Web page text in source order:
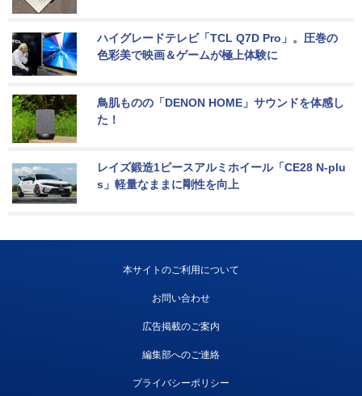
ハイグレードテレビ「TCL Q7D Pro」。圧巻の
色彩美で映画＆ゲームが極上体験に
鳥肌ものの「DENON HOME」サウンドを体感し
た！
レイズ鍛造1ピースアルミホイール「CE28 N-plu
s」軽量なままに剛性を向上
本サイトのご利用について
お問い合わせ
広告掲載のご案内
編集部へのご連絡
プライバシーポリシー